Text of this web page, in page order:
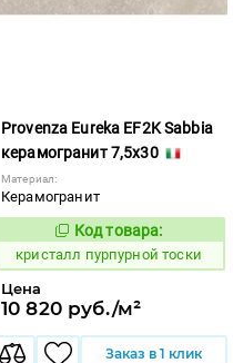
Provenza Eureka EF2K Sabbia
керамогранит 7,5x30
Материал:
Керамогранит
821981
Код товара:
кристалл пурпурной тоски
Цена
10 820 руб./м²
Заказ в 1 клик